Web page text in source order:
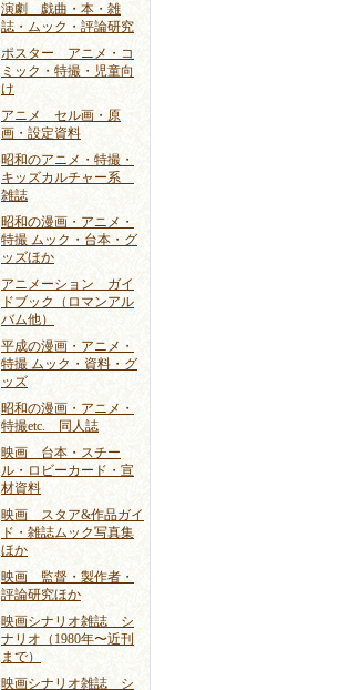
演劇 戯曲・本・雑
誌・ムック・評論研究
ポスター アニメ・コ
ミック・特撮・児童向
け
アニメ セル画・原
画・設定資料
昭和のアニメ・特撮・
キッズカルチャー系
雑誌
昭和の漫画・アニメ・
特撮 ムック・台本・グ
ッズほか
アニメーション ガイ
ドブック（ロマンアル
バム他）
平成の漫画・アニメ・
特撮 ムック・資料・グ
ッズ
昭和の漫画・アニメ・
特撮etc. 同人誌
映画 台本・スチー
ル・ロビーカード・宣
材資料
映画 スタア&作品ガイ
ド・雑誌ムック写真集
ほか
映画 監督・製作者・
評論研究ほか
映画シナリオ雑誌 シ
ナリオ（1980年〜近刊
まで）
映画シナリオ雑誌 シ